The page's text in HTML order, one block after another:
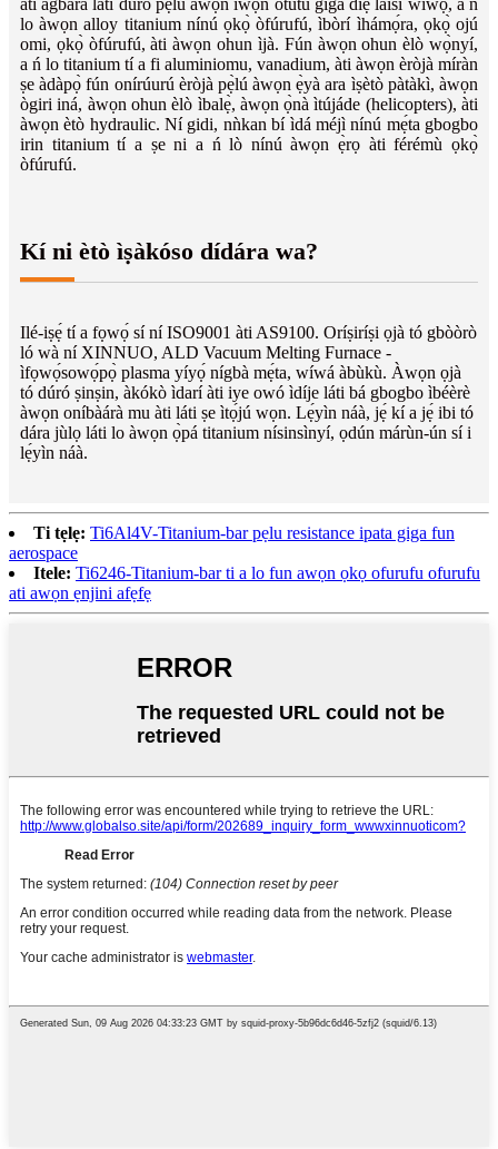
àti agbára láti dúró pẹ̀lú àwọn iwọn otutu gíga díẹ̀ láìsí wíwọ́, a ń
lo àwọn alloy titanium nínú ọkọ̀ òfúrufú, ìbòrí ìhámọ́ra, ọkọ̀ ojú
omi, ọkọ̀ òfúrufú, àti àwọn ohun ìjà. Fún àwọn ohun èlò wọ̀nyí,
a ń lo titanium tí a fi aluminiomu, vanadium, àti àwọn èròjà míràn
ṣe àdàpọ̀ fún onírúurú èròjà pẹ̀lú àwọn ẹ̀yà ara ìṣètò pàtàkì, àwọn
ògiri iná, àwọn ohun èlò ìbalẹ̀, àwọn ọ̀nà ìtújáde (helicopters), àti
àwọn ètò hydraulic. Ní gidi, nǹkan bí ìdá méjì nínú mẹ́ta gbogbo
irin titanium tí a ṣe ni a ń lò nínú àwọn ẹ̀rọ àti férémù ọkọ̀
òfúrufú.
Kí ni ètò ìṣàkóso dídára wa?
Ilé-iṣẹ́ tí a fọwọ́ sí ní ISO9001 àti AS9100. Oríṣiríṣi ọjà tó gbòòrò
ló wà ní XINNUO, ALD Vacuum Melting Furnace -
ìfọwọ́sowọ́pọ̀ plasma yíyọ́ nígbà mẹ́ta, wíwá àbùkù. Àwọn ọjà
tó dúró ṣinṣin, àkókò ìdarí àti iye owó ìdíje láti bá gbogbo ìbéèrè
àwọn oníbàárà mu àti láti ṣe ìtọ́jú wọn. Lẹ́yìn náà, jẹ́ kí a jẹ́ ibi tó
dára jùlọ láti lo àwọn ọ̀pá titanium nísinsìnyí, ọdún márùn-ún sí i
lẹ́yìn náà.
Ti tẹlẹ: Ti6Al4V-Titanium-bar pẹlu resistance ipata giga fun
aerospace
Itele: Ti6246-Titanium-bar ti a lo fun awọn ọkọ ofurufu ofurufu
ati awọn ẹnjini afẹfẹ